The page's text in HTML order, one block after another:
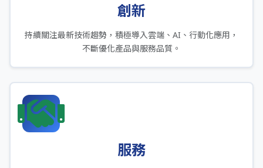
創新
持續關注最新技術趨勢，積極導入雲端、AI、行動化應用，
不斷優化產品與服務品質。
服務